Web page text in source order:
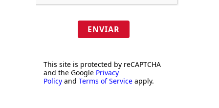
ENVIAR
This site is protected by reCAPTCHA
and the Google Privacy
Policy and Terms of Service apply.